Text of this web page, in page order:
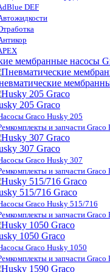
DEF
мембранные насосы
205 Graco
Graco Husky 205
и запчасти Graco
307 Graco
Graco Husky 307
и запчасти Graco
515/716 Graco
Graco Husky 515/716
и запчасти
1050 Graco
Graco Husky 1050
и запчасти Graco